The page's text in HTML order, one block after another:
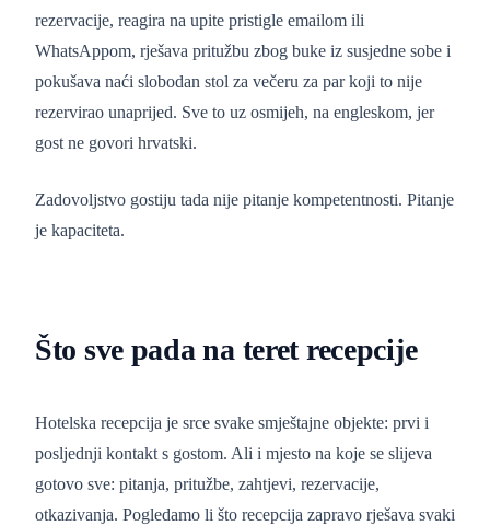
rezervacije, reagira na upite pristigle emailom ili
WhatsAppom, rješava pritužbu zbog buke iz susjedne sobe i
pokušava naći slobodan stol za večeru za par koji to nije
rezervirao unaprijed. Sve to uz osmijeh, na engleskom, jer
gost ne govori hrvatski.
Zadovoljstvo gostiju tada nije pitanje kompetentnosti. Pitanje
je kapaciteta.
Što sve pada na teret recepcije
Hotelska recepcija je srce svake smještajne objekte: prvi i
posljednji kontakt s gostom. Ali i mjesto na koje se slijeva
gotovo sve: pitanja, pritužbe, zahtjevi, rezervacije,
otkazivanja. Pogledamo li što recepcija zapravo rješava svaki